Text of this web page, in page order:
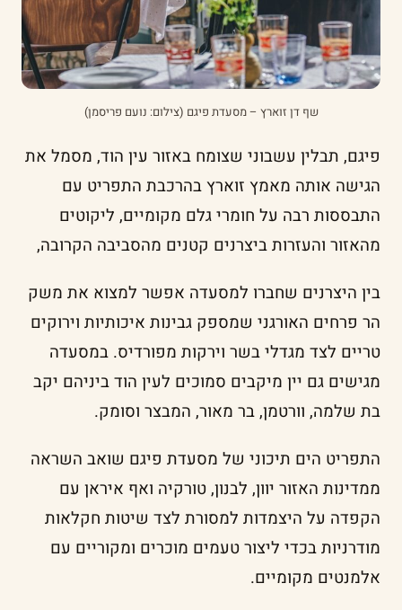
שף דן זוארץ – מסעדת פיגם (צילום: נועם פריסמן)
פיגם, תבלין עשבוני שצומח באזור עין הוד, מסמל את
הגישה אותה מאמץ זוארץ בהרכבת התפריט עם
התבססות רבה על חומרי גלם מקומיים, ליקוטים
מהאזור והעזרות ביצרנים קטנים מהסביבה הקרובה,
בין היצרנים שחברו למסעדה אפשר למצוא את משק
הר פרחים האורגני שמספק גבינות איכותיות וירוקים
טריים לצד מגדלי בשר וירקות מפורדיס. במסעדה
מגישים גם יין מיקבים סמוכים לעין הוד ביניהם יקב
בת שלמה, וורטמן, בר מאור, המבצר וסומק.
התפריט הים תיכוני של מסעדת פיגם שואב השראה
ממדינות האזור יוון, לבנון, טורקיה ואף איראן עם
הקפדה על היצמדות למסורת לצד שיטות חקלאות
מודרניות בכדי ליצור טעמים מוכרים ומקוריים עם
אלמנטים מקומיים.